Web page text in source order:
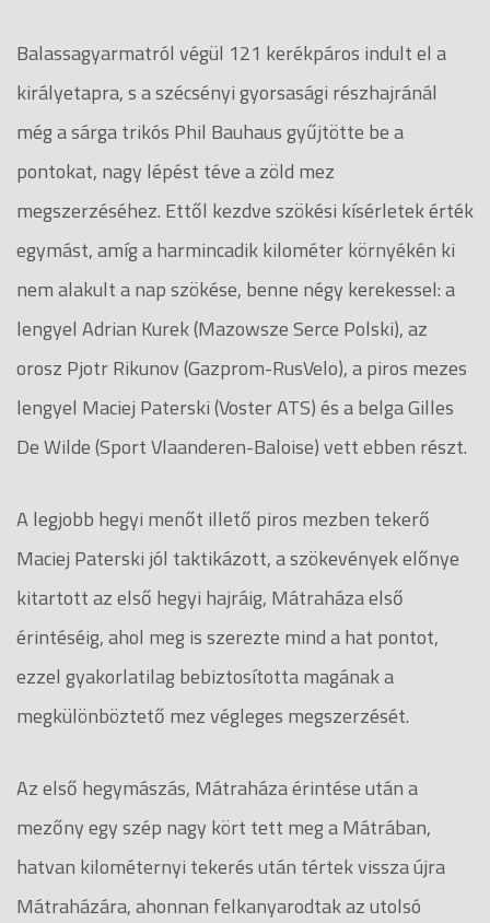
Balassagyarmatról végül 121 kerékpáros indult el a
királyetapra, s a szécsényi gyorsasági részhajránál
még a sárga trikós Phil Bauhaus gyűjtötte be a
pontokat, nagy lépést téve a zöld mez
megszerzéséhez. Ettől kezdve szökési kísérletek érték
egymást, amíg a harmincadik kilométer környékén ki
nem alakult a nap szökése, benne négy kerekessel: a
lengyel Adrian Kurek (Mazowsze Serce Polski), az
orosz Pjotr Rikunov (Gazprom-RusVelo), a piros mezes
lengyel Maciej Paterski (Voster ATS) és a belga Gilles
De Wilde (Sport Vlaanderen-Baloise) vett ebben részt.
A legjobb hegyi menőt illető piros mezben tekerő
Maciej Paterski jól taktikázott, a szökevények előnye
kitartott az első hegyi hajráig, Mátraháza első
érintéséig, ahol meg is szerezte mind a hat pontot,
ezzel gyakorlatilag bebiztosította magának a
megkülönböztető mez végleges megszerzését.
Az első hegymászás, Mátraháza érintése után a
mezőny egy szép nagy kört tett meg a Mátrában,
hatvan kilométernyi tekerés után tértek vissza újra
Mátraházára, ahonnan felkanyarodtak az utolsó